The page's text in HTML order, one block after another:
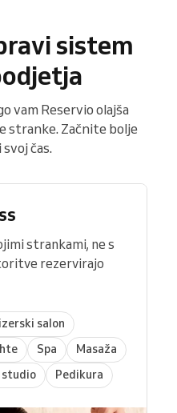
sistem
vam Reservio olajša
stranke. Začnite bolje
čas.
strankami, ne s
rezervirajo
salon
Spa
Masaža
Pedikura